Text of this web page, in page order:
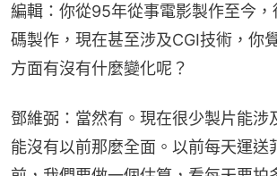
編輯：你從95年從事電影製作至今
碼製作，現在甚至涉及CGI技術，你
方面有沒有什麼變化呢？
鄧維弼：當然有。現在很少製片能涉
能沒有以前那麼全面。以前每天運送